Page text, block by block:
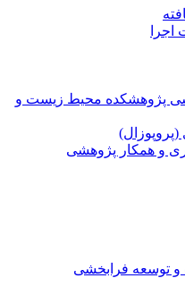
پژوهشکده محیط زیست و
و همکار پژوهشی
توسعه فرابخشی